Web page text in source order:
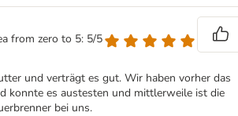
from zero to 5: 5/5
und verträgt es gut. Wir haben vorher das
konnte es austesten und mittlerweile ist die
bei uns.